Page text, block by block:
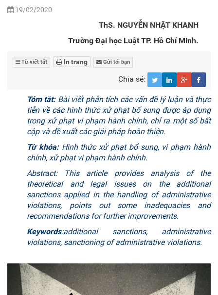
19/02/2020
ThS. NGUYỄN NHẬT KHANH
Trường Đại học Luật TP. Hồ Chí Minh.
Từ viết tắt In trang Gửi tới bạn
Chia sẻ:
Tóm tắt: Bài viết phân tích các vấn đề lý luận và thực
tiễn về các hình thức xử phạt bổ sung được áp dụng
trong xử phạt vi phạm hành chính, chỉ ra một số bất
cập và đề xuất các giải pháp hoàn thiện.
Từ khóa:Hình thức xử phạt bổ sung, vi phạm hành
chính, xử phạt vi phạm hành chính.
Abstract: This article provides analysis of the
theoretical and legal issues on the additional
sanctions applied in the handling of administrative
violations, points out some inadequacies and
recommendations for further improvements.
Keywords:additional sanctions, administrative
violations, sanctioning of administrative violations.